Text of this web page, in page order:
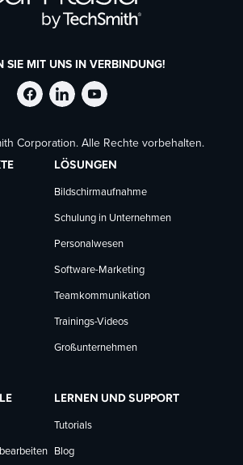
SIE MIT UNS IN VERBINDUNG!
TechSmith
auf
Facebook
folgen
TechSmith
auf
LinkedIn
folgen
TechSmith
auf
YouTube
Corporation. Alle Rechte vorbehalten.
LÖSUNGEN
Bildschirmaufnahme
Schulung in Unternehmen
Personalwesen
Software-Marketing
Teamkommunikation
Trainings-Videos
Großunternehmen
LERNEN UND SUPPORT
Tutorials
Blog